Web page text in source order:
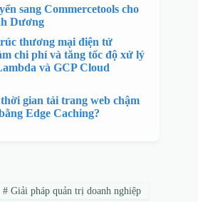
sang Commercetools cho
Dương
thương mại điện tử
chi phí và tăng tốc độ xử lý
và GCP Cloud
gian tải trang web chậm
Edge Caching?
#Giải pháp quản trị doanh nghiệp